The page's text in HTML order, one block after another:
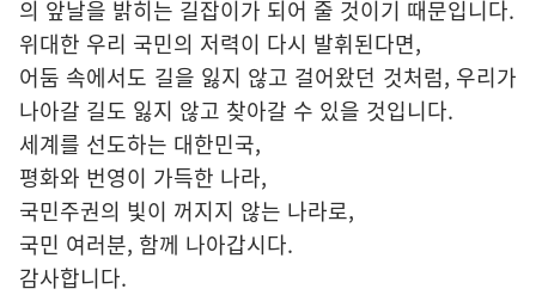
의 앞날을 밝히는 길잡이가 되어 줄 것이기 때문입니다.
위대한 우리 국민의 저력이 다시 발휘된다면,
어둠 속에서도 길을 잃지 않고 걸어왔던 것처럼, 우리가
나아갈 길도 잃지 않고 찾아갈 수 있을 것입니다.
세계를 선도하는 대한민국,
평화와 번영이 가득한 나라,
국민주권의 빛이 꺼지지 않는 나라로,
국민 여러분, 함께 나아갑시다.
감사합니다.